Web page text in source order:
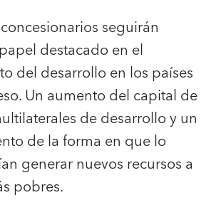
seguirán
destacado en el
del desarrollo en los países
Un aumento del capital de
de desarrollo y un
de la forma en que lo
generar nuevos recursos a
pobres.